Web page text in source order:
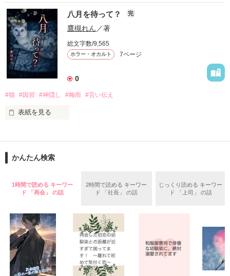
恋と友情、そして……
バケモノを生んで、殺して、殺される物語。
円形の都市で、生きる為に人を殺す。
定められたシステムに抗う事が出来ずに、流されるままに。
殺し殺され、命の灯が完全に消えるまで。
高い壁に阻まれ、出る事が出来ない街。
俺達は、生きる為に人を殺す。
ガチャで自分を強くする。
殺されないように。
作品を読む
八月を待って？ 完
鷹槻れん ／著
総文字数/9,565
ホラー・オカルト 7ページ
0
#猫 #因習 #神隠し #梅雨 #言い伝え
表紙を見る
を、僕は信じていなかった。
父と別れた母に連れられ、祖母の家で暮らし始めた六歳の夏。
ってほしかった」と繰り返す祖母。
作品を読む
かんたん検索
1時間で読める キーワー
ド 「再会」 の話
2時間で読める キーワー
ド 「社長」 の話
じっくり読める キーワー
ド 「上司」 の話